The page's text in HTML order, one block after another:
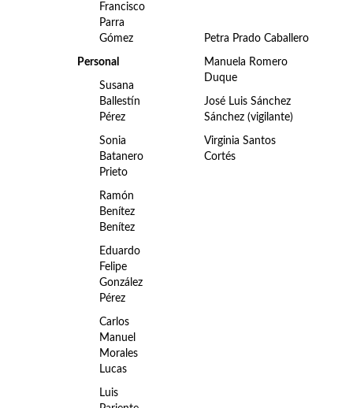
Francisco
Parra
Gómez
Personal
Susana
Ballestín
Pérez
Sonia
Batanero
Prieto
Ramón
Benítez
Benítez
Eduardo
Felipe
González
Pérez
Carlos
Manuel
Morales
Lucas
Luis
Petra Prado Caballero
Manuela Romero
Duque
José Luis Sánchez
Sánchez (vigilante)
Virginia Santos
Cortés